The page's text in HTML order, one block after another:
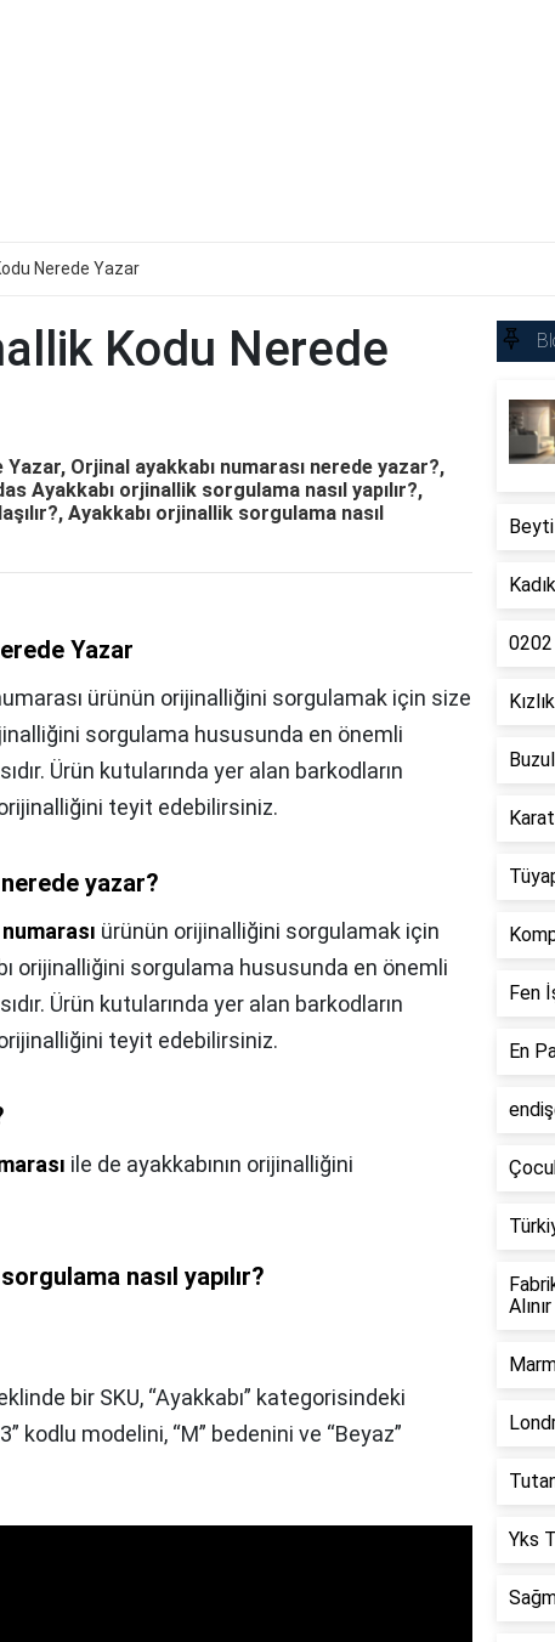
Nerede Yazar
Kodu Nerede
Orjinal ayakkabı numarası nerede yazar?,
Ayakkabı orjinallik sorgulama nasıl yapılır?,
Ayakkabı orjinallik sorgulama nasıl
Yazar
ürünün orijinalliğini sorgulamak için size
sorgulama hususunda en önemli
Ürün kutularında yer alan barkodların
teyit edebilirsiniz.
yazar?
ürünün orijinalliğini sorgulamak için
orijinalliğini sorgulama hususunda en önemli
Ürün kutularında yer alan barkodların
teyit edebilirsiniz.
ile de ayakkabının orijinalliğini
nasıl yapılır?
bir SKU, “Ayakkabı” kategorisindeki
kodlu modelini, “M” bedenini ve “Beyaz”
Beyti
0202
Fen
En
Alınır
Yks